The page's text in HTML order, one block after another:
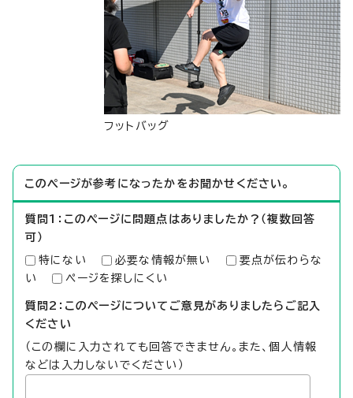
フットバッグ
このページが参考になったかをお聞かせください。
質問1：このページに問題点はありましたか？（複数回答
可）
特にない 必要な情報が無い
要点が伝わらな
い
ページを探しにくい
質問2：このページについてご意見がありましたらご記入
ください
（この欄に入力されても回答できません。また、個人情報
などは入力しないでください）